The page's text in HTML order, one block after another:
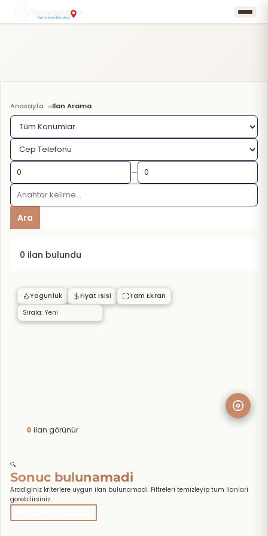
Anasayfa ›Ilan Arama
—
Ara
0 ilan bulundu
0 ilan görünür
Yogunluk Fiyat Isisi Tam Ekran
🔍
Sonuc bulunamadi
Aradiginiz kriterlere uygun ilan bulunamadi. Filtreleri temizleyip tum ilanlari
gorebilirsiniz.